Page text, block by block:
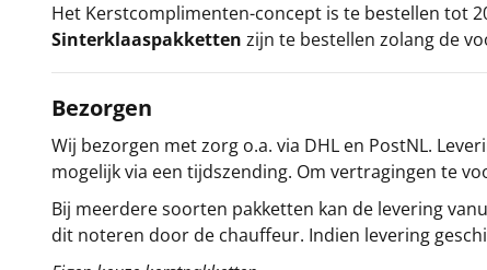
Het Kerstcomplimenten-concept is te bestellen tot
Sinterklaaspakketten zijn te bestellen zolang de
Bezorgen
Wij bezorgen met zorg o.a. via DHL en PostNL.
mogelijk via een tijdszending. Om vertragingen te
Bij meerdere soorten pakketten kan de levering
dit noteren door de chauffeur. Indien levering